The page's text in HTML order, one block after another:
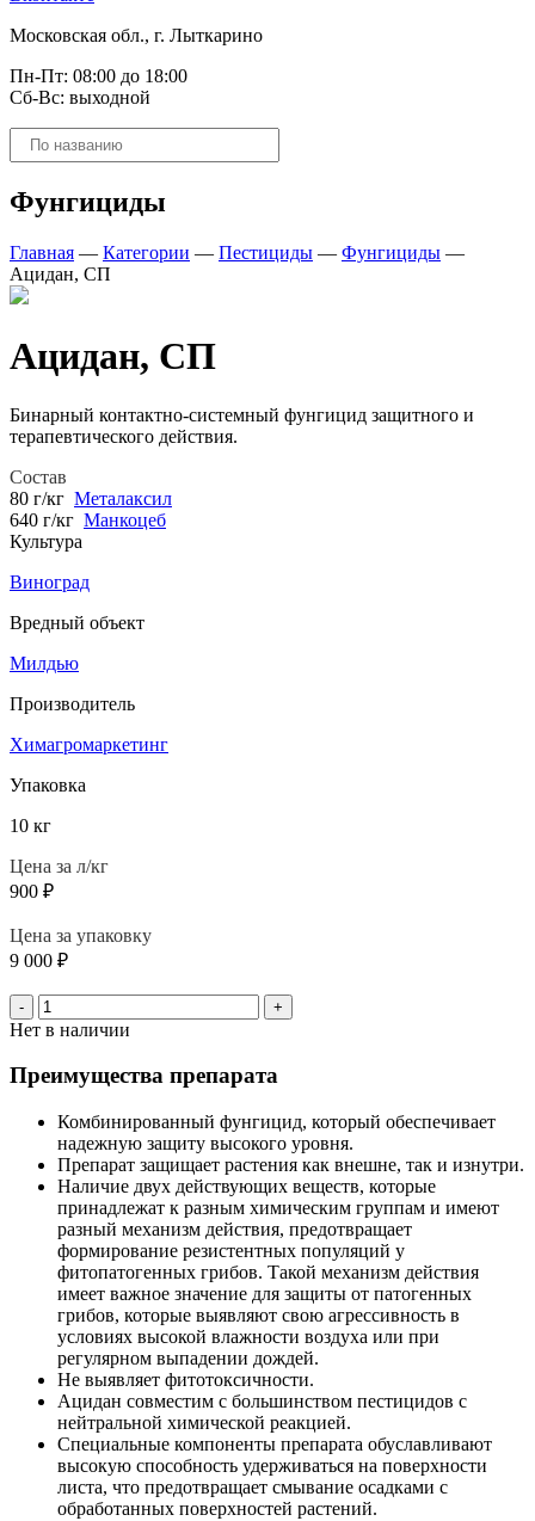
Московская обл., г. Лыткарино
Пн-Пт: 08:00 до 18:00
Сб-Вс: выходной
Поиск
товаров
Фунгициды
Главная — Категории — Пестициды — Фунгициды —
Ацидан, СП
Ацидан, СП
Бинарный контактно-системный фунгицид защитного и
терапевтического действия.
Состав
80 г/кг Металаксил
640 г/кг Манкоцеб
Культура
Виноград
Вредный объект
Милдью
Производитель
Химагромаркетинг
Упаковка
10 кг
Цена за л/кг
900 ₽
Цена за упаковку
9 000 ₽
- +
Нет в наличии
Преимущества препарата
Комбинированный фунгицид, который обеспечивает
надежную защиту высокого уровня.
Препарат защищает растения как внешне, так и изнутри.
Наличие двух действующих веществ, которые
принадлежат к разным химическим группам и имеют
разный механизм действия, предотвращает
формирование резистентных популяций у
фитопатогенных грибов. Такой механизм действия
имеет важное значение для защиты от патогенных
грибов, которые выявляют свою агрессивность в
условиях высокой влажности воздуха или при
регулярном выпадении дождей.
Не выявляет фитотоксичности.
Ацидан совместим с большинством пестицидов с
нейтральной химической реакцией.
Специальные компоненты препарата обуславливают
высокую способность удерживаться на поверхности
листа, что предотвращает смывание осадками с
обработанных поверхностей растений.